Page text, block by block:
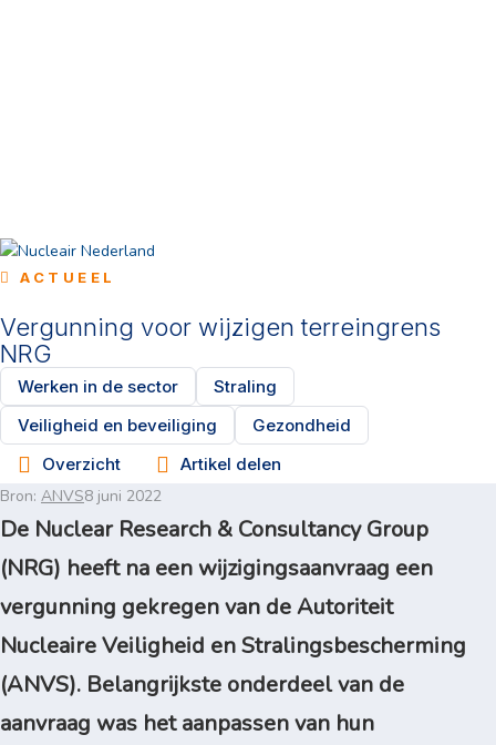
ACTUEEL
Vergunning voor wijzigen terreingrens
NRG
Werken in de sector
Straling
Veiligheid en beveiliging
Gezondheid
Overzicht
Artikel delen
Bron: ANVS8 juni 2022
De Nuclear Research & Consultancy Group
(NRG) heeft na een wijzigingsaanvraag een
vergunning gekregen van de Autoriteit
Nucleaire Veiligheid en Stralingsbescherming
(ANVS). Belangrijkste onderdeel van de
aanvraag was het aanpassen van hun